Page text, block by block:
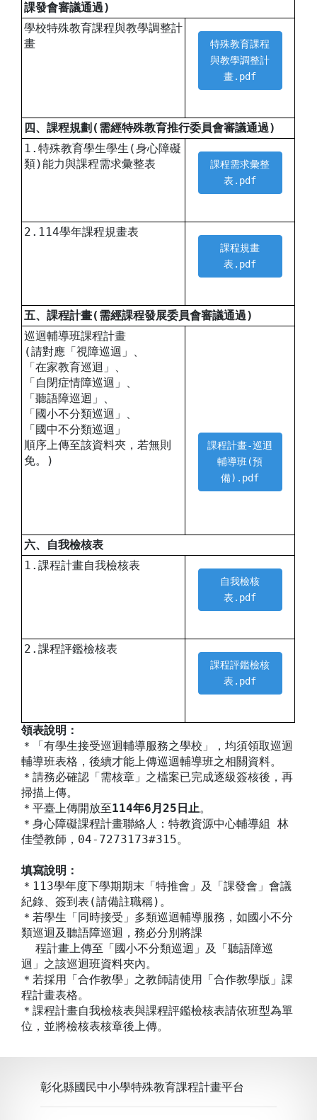
課發會審議通過)
學校特殊教育課程與教學調整計
畫
特殊教育課程
與教學調整計
畫.pdf
四、課程規劃(需經特殊教育推行委員會審議通過)
1.特殊教育學生學生(身心障礙
類)能力與課程需求彙整表
課程需求彙整
表.pdf
2.114學年課程規畫表
課程規畫
表.pdf
五、課程計畫(需經課程發展委員會審議通過)
巡迴輔導班課程計畫
(請對應「視障巡迴」、
「在家教育巡迴」、
「自閉症情障巡迴」、
「聽語障巡迴」、
「國小不分類巡迴」、
「國中不分類巡迴」
順序上傳至該資料夾，若無則
免。)
課程計畫-巡迴
輔導班(預
備).pdf
六、自我檢核表
1.課程計畫自我檢核表
自我檢核
表.pdf
2.課程評鑑檢核表
課程評鑑檢核
表.pdf
領表說明：
＊「有學生接受巡迴輔導服務之學校」，均須領取巡迴
輔導班表格，後續才能上傳巡迴輔導班之相關資料。
＊請務必確認「需核章」之檔案已完成逐級簽核後，再
掃描上傳。
＊平臺上傳開放至114年6月25日止。
＊身心障礙課程計畫聯絡人：特教資源中心輔導組 林
佳瑩教師，04-7273173#315。
填寫說明：
＊113學年度下學期期末「特推會」及「課發會」會議
紀錄、簽到表(請備註職稱)。
＊若學生「同時接受」多類巡迴輔導服務，如國小不分
類巡迴及聽語障巡迴，務必分別將課
程計畫上傳至「國小不分類巡迴」及「聽語障巡
迴」之該巡迴班資料夾內。
＊若採用「合作教學」之教師請使用「合作教學版」課
程計畫表格。
＊課程計畫自我檢核表與課程評鑑檢核表請依班型為單
位，並將檢核表核章後上傳。
彰化縣國民中小學特殊教育課程計畫平台